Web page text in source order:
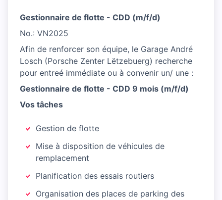
Gestionnaire de flotte - CDD (m/f/d)
No.: VN2025
Afin de renforcer son équipe, le Garage André
Losch (Porsche Zenter Lëtzebuerg) recherche
pour entreé immédiate ou à convenir un/ une :
Gestionnaire de flotte - CDD 9 mois (m/f/d)
Vos tâches
Gestion de flotte
Mise à disposition de véhicules de
remplacement
Planification des essais routiers
Organisation des places de parking des